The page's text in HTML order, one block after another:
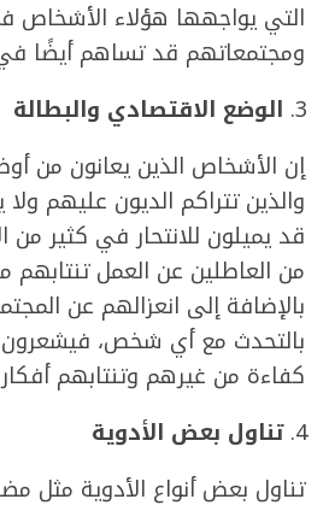
التي يواجهها هؤلاء الأشخاص
ومجتمعاتهم قد تساهم أيضًا
الوضع الاقتصادي والبطالة
إن الأشخاص الذين يعانون من
والذين تتراكم الديون عليهم
قد يميلون للانتحار في كثير من
من العاطلين عن العمل تنتابهم
بالإضافة إلى انعزالهم عن
بالتحدث مع أي شخص، فيشعرون
كفاءة من غيرهم وتنتابهم أفكار
تناول بعض الأدوية
تناول بعض أنواع الأدوية مثل